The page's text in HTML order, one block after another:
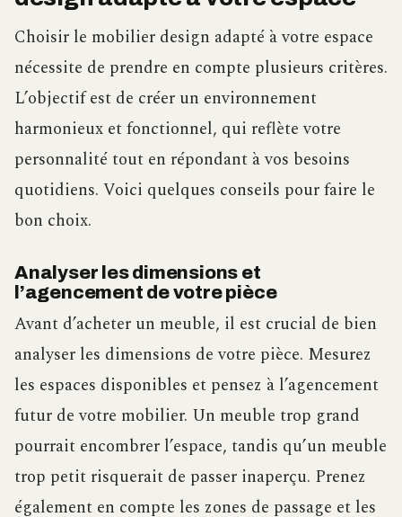
Choisir le mobilier design adapté à votre espace
nécessite de prendre en compte plusieurs critères.
L’objectif est de créer un environnement
harmonieux et fonctionnel, qui reflète votre
personnalité tout en répondant à vos besoins
quotidiens. Voici quelques conseils pour faire le
bon choix.
Analyser les dimensions et
l’agencement de votre pièce
Avant d’acheter un meuble, il est crucial de bien
analyser les dimensions de votre pièce. Mesurez
les espaces disponibles et pensez à l’agencement
futur de votre mobilier. Un meuble trop grand
pourrait encombrer l’espace, tandis qu’un meuble
trop petit risquerait de passer inaperçu. Prenez
également en compte les zones de passage et les